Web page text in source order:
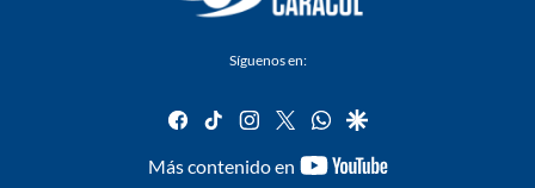
Síguenos en:
facebook
tiktok instagram
twitterwhatsapp
google
Más contenido en
youtube-